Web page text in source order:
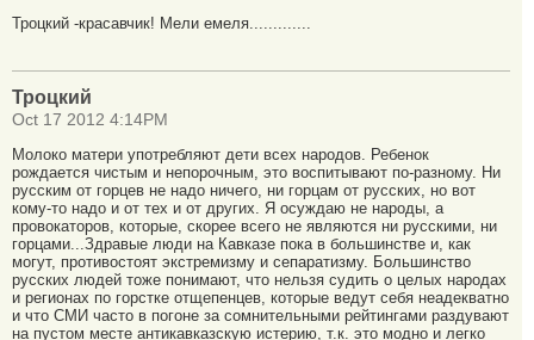
Троцкий -красавчик! Мели емеля.............
Троцкий
Oct 17 2012 4:14PM
Молоко матери употребляют дети всех народов. Ребенок
рождается чистым и непорочным, это воспитывают по-разному. Ни
русским от горцев не надо ничего, ни горцам от русских, но вот
кому-то надо и от тех и от других. Я осуждаю не народы, а
провокаторов, которые, скорее всего не являются ни русскими, ни
горцами...Здравые люди на Кавказе пока в большинстве и, как
могут, противостоят экстремизму и сепаратизму. Большинство
русских людей тоже понимают, что нельзя судить о целых народах
и регионах по горстке отщепенцев, которые ведут себя неадекватно
и что СМИ часто в погоне за сомнительными рейтингами раздувают
на пустом месте антикавказскую истерию, т.к. это модно и легко